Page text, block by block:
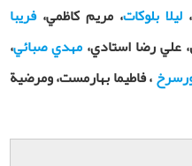
ليلا بلوکات، مريم کاظمي،فريبا
علي رضا استادي،مهدي صبائي،
، فاطيما بهارمست، ومرضية